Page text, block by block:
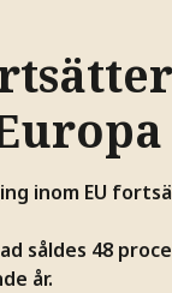
inom EU
såldes 48
år.